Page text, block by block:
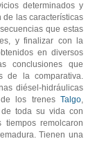
determinados y
las características
que estas
y finalizar con la
en diversos
conclusiones que
de la comparativa.
diésel-hidráulicas
los trenes Talgo,
toda su vida con
remolcaron
Tienen una